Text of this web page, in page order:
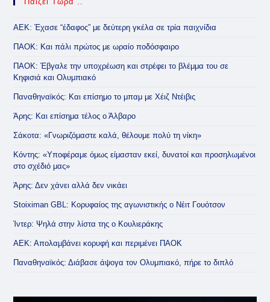
ΑΕΚ: Έχασε “έδαφος” με δεύτερη γκέλα σε τρία παιχνίδια
ΠΑΟΚ: Και πάλι πρώτος με ωραίο ποδόσφαιρο
ΠΑΟΚ: Έβγαλε την υποχρέωση και στρέφει το βλέμμα του σε
Κηφισιά και Ολυμπιακό
Παναθηναϊκός: Και επίσημο το μπαμ με Χέιζ Ντέιβις
Άρης: Και επίσημα τέλος ο Άλβαρο
Σάκοτα: «Γνωριζόμαστε καλά, θέλουμε πολύ τη νίκη»
Κόντης: «Υποφέραμε όμως είμασταν εκεί, δυνατοί και προσηλωμένοι
στο σχέδιό μας»
Άρης: Δεν χάνει αλλά δεν νικάει
Stoiximan GBL: Κορυφαίος της αγωνιστικής ο Νέιτ Γουότσον
Ίντερ: Ψηλά στην λίστα της ο Κουλιεράκης
ΑΕΚ: Απολαμβάνει κορυφή και περιμένει ΠΑΟΚ
Παναθηναϊκός: Διάβασε άψογα τον Ολυμπιακό, πήρε το διπλό